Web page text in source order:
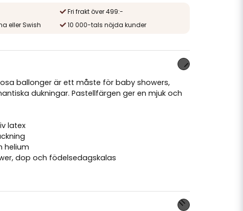
Fri frakt över 499:-
eller Swish
10 000-tals nöjda kunder
ballonger är ett måste för baby showers,
dukningar. Pastellfärgen ger en mjuk och
latex
helium
dop och födelsedagskalas